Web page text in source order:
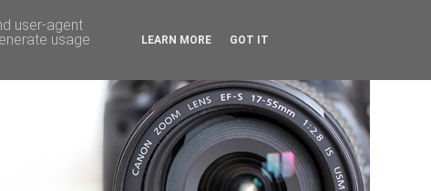
user-agent
usage
LEARN MORE GOT IT